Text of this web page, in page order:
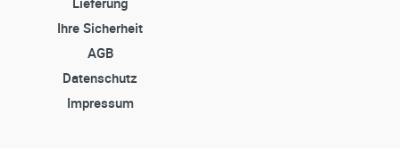
Ihre Sicherheit
AGB
Datenschutz
Impressum